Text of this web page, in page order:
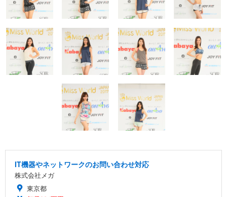
IT機器やネットワークのお問い合わせ対応
株式会社メガ
東京都